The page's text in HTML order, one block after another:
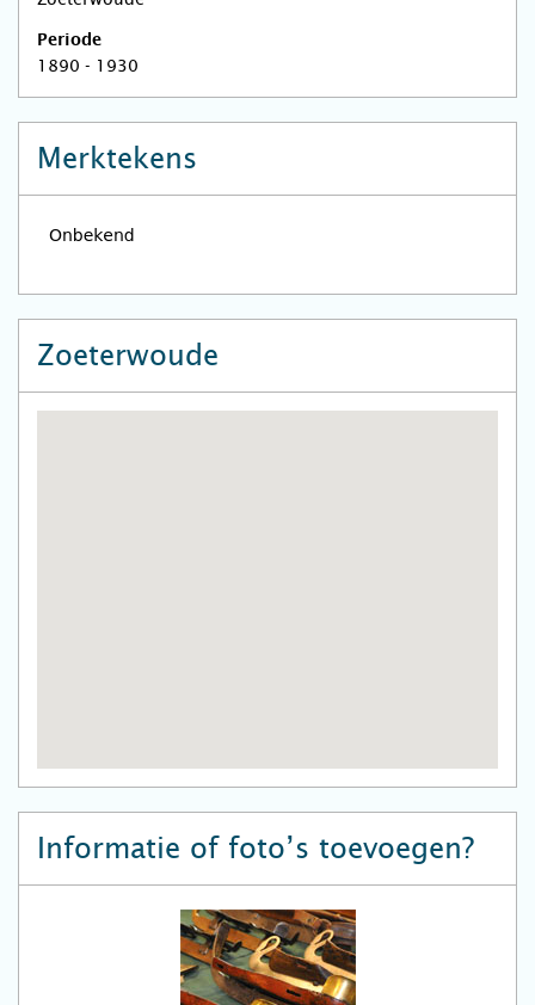
Periode
1890 - 1930
Merktekens
Zoeterwoude
Informatie of foto’s toevoegen?